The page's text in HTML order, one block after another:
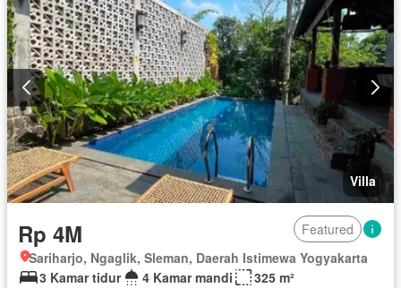
Villa
Rp 4M
Featured
Sariharjo, Ngaglik, Sleman, Daerah Istimewa Yogyakarta
3 Kamar tidur
4 Kamar mandi
325 m²